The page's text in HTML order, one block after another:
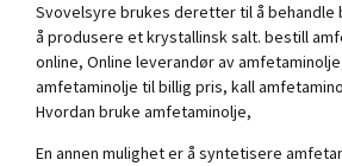
Svovelsyre brukes deretter til å behandle
å produsere et krystallinsk salt. bestill
online, Online leverandør av
amfetaminolje til billig pris, kall
Hvordan bruke amfetaminolje,
En annen mulighet er å syntetisere